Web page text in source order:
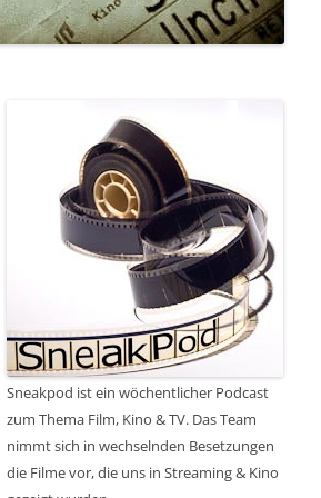
Sneakpod ist ein wöchentlicher Podcast
zum Thema Film, Kino & TV. Das Team
nimmt sich in wechselnden Besetzungen
die Filme vor, die uns in Streaming & Kino